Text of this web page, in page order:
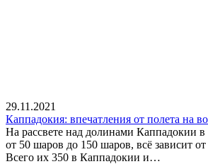
29.11.2021
Каппадокия: впечатления от полета на
На рассвете над долинами Каппадокии
от 50 шаров до 150 шаров, всё зависит
Всего их 350 в Каппадокии и…